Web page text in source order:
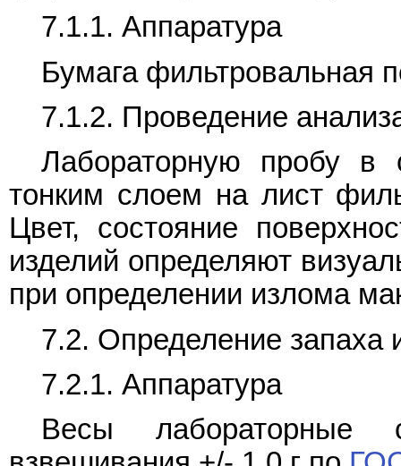
7.1.1. Аппаратура
Бумага фильтровальная
7.1.2. Проведение
Лабораторную пробу в
тонким слоем на лист
Цвет, состояние
изделий определяют
при определении излома
7.2. Определение запаха
7.2.1. Аппаратура
Весы лабораторные